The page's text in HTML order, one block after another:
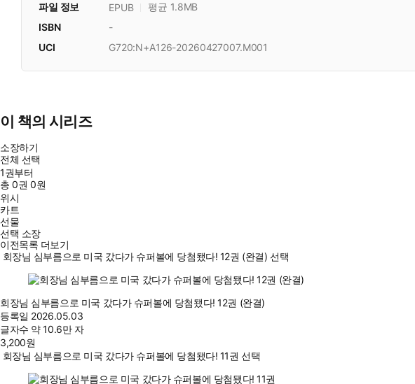
파일 정보 EPUB
평균 1.8MB
ISBN
-
UCI
G720:N+A126-20260427007.M001
이 책의 시리즈
소장하기
전체 선택
1권부터
총0권 0원
위시
카트
선물
선택 소장
이전목록 더보기
회장님 심부름으로 미국 갔다가 슈퍼볼에 당첨됐다! 12권 (완결) 선택
회장님 심부름으로 미국 갔다가 슈퍼볼에 당첨됐다! 12권 (완결)
등록일 2026.05.03
글자수 약 10.6만 자
3,200원
회장님 심부름으로 미국 갔다가 슈퍼볼에 당첨됐다! 11권 선택